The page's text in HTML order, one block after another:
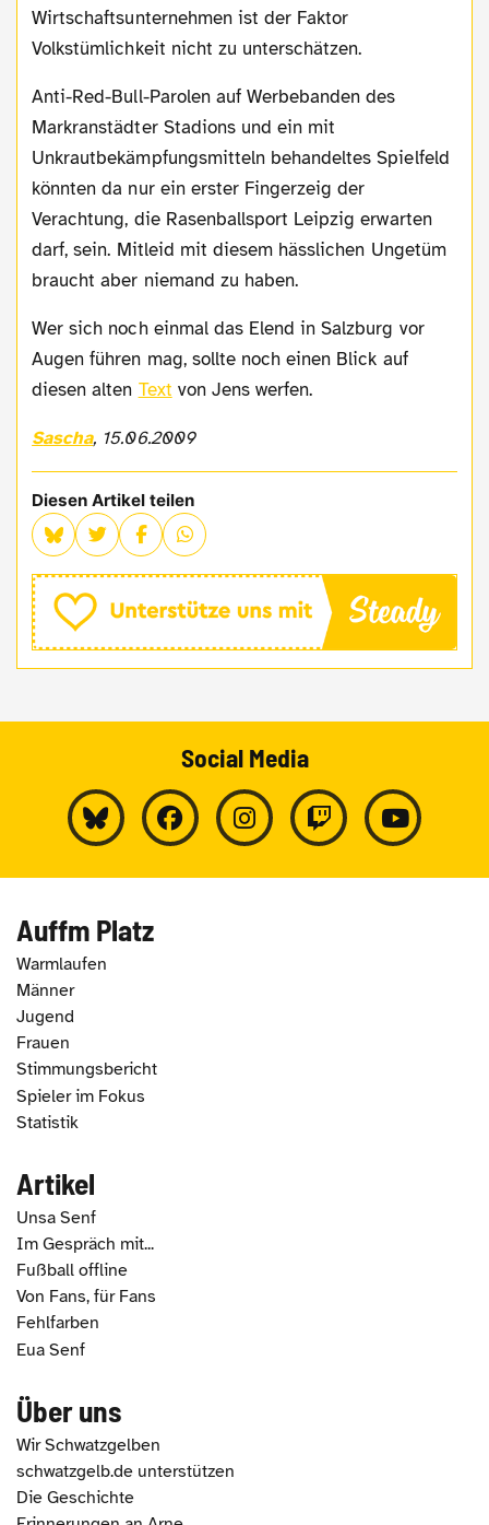
Wirtschaftsunternehmen ist der Faktor
Volkstümlichkeit nicht zu unterschätzen.
Anti-Red-Bull-Parolen auf Werbebanden des
Markranstädter Stadions und ein mit
Unkrautbekämpfungsmitteln behandeltes Spielfeld
könnten da nur ein erster Fingerzeig der
Verachtung, die Rasenballsport Leipzig erwarten
darf, sein. Mitleid mit diesem hässlichen Ungetüm
braucht aber niemand zu haben.
Wer sich noch einmal das Elend in Salzburg vor
Augen führen mag, sollte noch einen Blick auf
diesen alten Text von Jens werfen.
Sascha, 15.06.2009
Diesen Artikel teilen
Social Media
Auffm Platz
Warmlaufen
Männer
Jugend
Frauen
Stimmungsbericht
Spieler im Fokus
Statistik
Artikel
Unsa Senf
Im Gespräch mit...
Fußball offline
Von Fans, für Fans
Fehlfarben
Eua Senf
Über uns
Wir Schwatzgelben
schwatzgelb.de unterstützen
Die Geschichte